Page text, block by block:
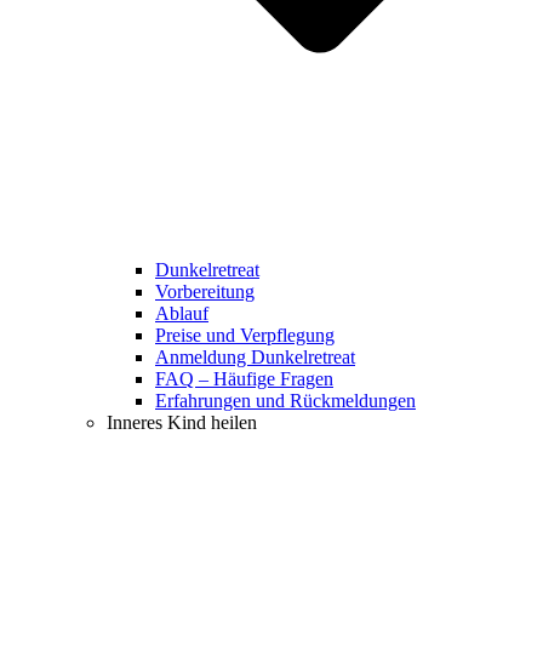
Dunkelretreat
Vorbereitung
Ablauf
Preise und Verpflegung
Anmeldung Dunkelretreat
FAQ – Häufige Fragen
Erfahrungen und Rückmeldungen
Inneres Kind heilen